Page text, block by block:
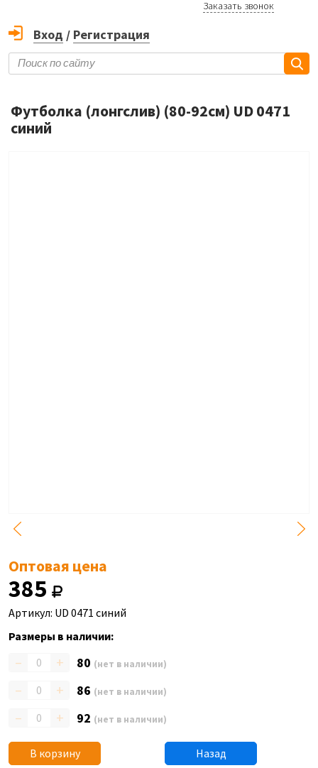
Заказать звонок
Вход / Регистрация
Футболка (лонгслив) (80-92см) UD 0471
синий
Оптовая цена
385
Артикул: UD 0471 синий
Размеры в наличии:
– + 80 (нет в наличии)
– + 86 (нет в наличии)
– + 92 (нет в наличии)
В корзину Назад